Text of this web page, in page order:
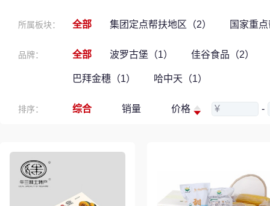
所属板块： 全部 集团定点帮扶地区（2） 国家重
品牌： 全部 波罗古堡（1） 佳谷食品（2）
巴拜金穗（1） 哈中天（1）
排序： 综合 销量 价格 ¥ -